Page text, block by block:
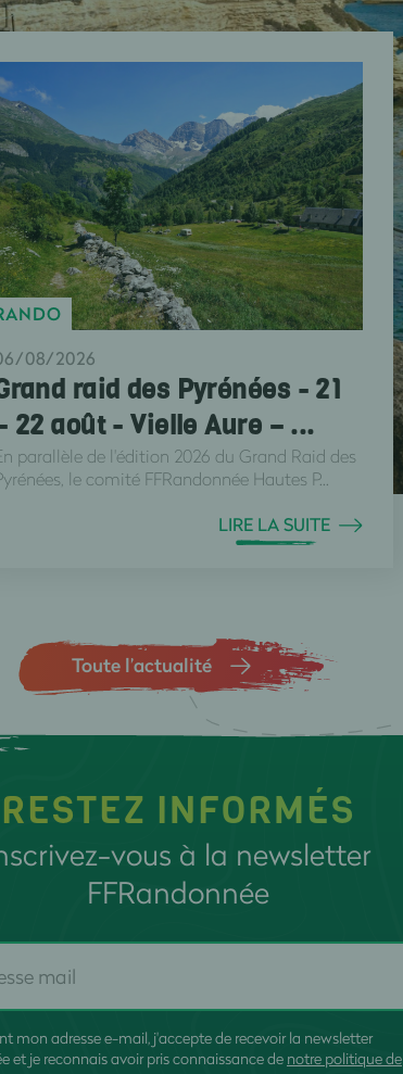
08/2026
raid des Pyrénées - 21
22 août - Vielle Aure – ...
parallèle de l'édition 2026 du Grand Raid des
le comité FFRandonnée Hautes P...
LIRE LA SUITE
Toute l’actualité
RESTEZ INFORMÉS
vous à la newsletter
FFRandonnée
mon adresse e-mail, j'accepte de recevoir la newsletter
et je reconnais avoir pris connaissance de notre politique de